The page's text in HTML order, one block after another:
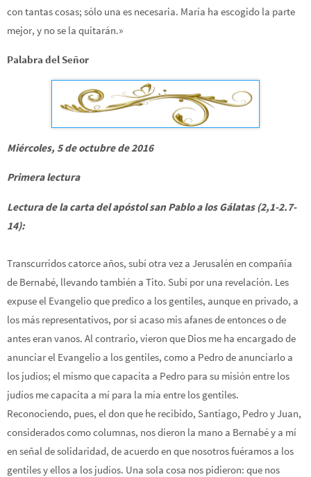
con tantas cosas; sólo una es necesaria. María ha escogido la parte
mejor, y no se la quitarán.»
Palabra del Señor
Miércoles, 5 de octubre de 2016
Primera lectura
Lectura de la carta del apóstol san Pablo a los Gálatas (2,1-2.7-
14):
Transcurridos catorce años, subí otra vez a Jerusalén en compañía
de Bernabé, llevando también a Tito. Subí por una revelación. Les
expuse el Evangelio que predico a los gentiles, aunque en privado, a
los más representativos, por si acaso mis afanes de entonces o de
antes eran vanos. Al contrario, vieron que Dios me ha encargado de
anunciar el Evangelio a los gentiles, como a Pedro de anunciarlo a
los judíos; el mismo que capacita a Pedro para su misión entre los
judíos me capacita a mí para la mía entre los gentiles.
Reconociendo, pues, el don que he recibido, Santiago, Pedro y Juan,
considerados como columnas, nos dieron la mano a Bernabé y a mí
en señal de solidaridad, de acuerdo en que nosotros fuéramos a los
gentiles y ellos a los judíos. Una sola cosa nos pidieron: que nos